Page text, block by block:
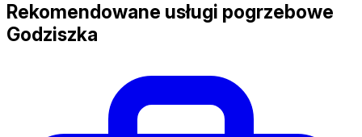
Rekomendowane usługi pogrzebowe
Godziszka